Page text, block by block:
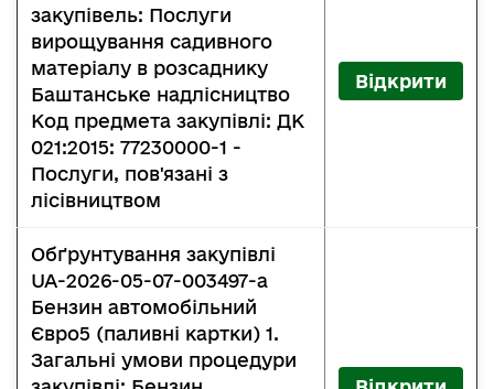
закупівель: Послуги
вирощування садивного
матеріалу в розсаднику
Баштанське надлісництво
Код предмета закупівлі: ДК
021:2015: 77230000-1 -
Послуги, пов'язані з
лісівництвом
Відкрити
Обґрунтування закупівлі
UA-2026-05-07-003497-a
Бензин автомобільний
Євро5 (паливні картки) 1.
Загальні умови процедури